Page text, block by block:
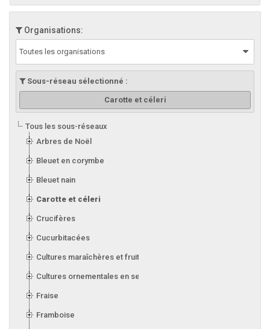
Organisations:
Toutes les organisations
Sous-réseau sélectionné :
Carotte et céleri
Tous les sous-réseaux
Arbres de Noël
Bleuet en corymbe
Bleuet nain
Carotte et céleri
Crucifères
Cucurbitacées
Cultures maraîchères et fruitières en serre
Cultures ornementales en serre
Fraise
Framboise